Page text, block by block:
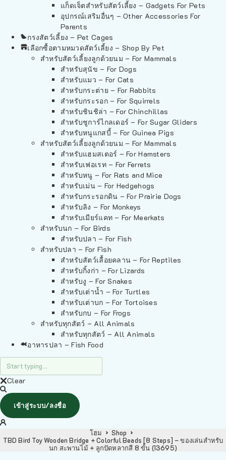
แก็ดเจ็ตสำหรับสัตว์เลี้ยง – Gadgets For Pets
อุปกรณ์เสริมอื่นๆ – Other Accessories For
Parents
กรงสัตว์เลี้ยง – Pet Cages
เลือกซื้อตามหมวดสัตว์เลี้ยง – Shop By Pet
สำหรับสัตว์เลี้ยงลูกด้วยนม – For Mammals
สำหรับสุนัข – For Dogs
สำหรับแมว – For Cats
สำหรับกระต่าย – For Rabbits
สำหรับกระรอก – For Squirrels
สำหรับชินชิล่า – For Chinchillas
สำหรับชูการ์ไกลเดอร์ – For Sugar Gliders
สำหรับหนูแกสบี้ – For Guinea Pigs
สำหรับสัตว์เลี้ยงลูกด้วยนม – For Mammals
สำหรับแฮมสเตอร์ – For Hamsters
สำหรับเฟอเรท – For Ferrets
สำหรับหนู – For Rats and Mice
สำหรับเม่น – For Hedgehogs
สำหรับกระรอกดิน – For Prairie Dogs
สำหรับลิง – For Monkeys
สำหรับเมียร์แคท – For Meerkats
สำหรับนก – For Birds
สำหรับปลา – For Fish
สำหรับปลา – For Fish
สำหรับสัตว์เลื้อยคลาน – For Reptiles
สำหรับกิ้งก่า – For Lizards
สำหรับงู – For Snakes
สำหรับเต่าน้ำ – For Turtles
สำหรับเต่าบก – For Tortoises
สำหรับกบ – For Frogs
สำหรับทุกสัตว์ – All Animals
สำหรับทุกสัตว์ – All Animals
อาหารปลา – Fish Food
Clear
เข้าสู่ระบบ/ลงชื่อ
โฮม
Shop
TBD Bird Toy Wooden Bridge + Colorful Beads [8 Steps] – ของเล่นสำหรับ
นก สะพานไม้ + ลูกปัดหลากสี 8 ขั้น (13695)